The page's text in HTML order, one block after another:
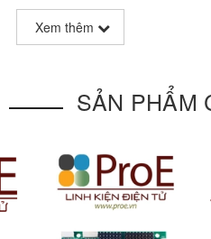
speed CAN system basis chip
Xem thêm
SẢN PHẨM